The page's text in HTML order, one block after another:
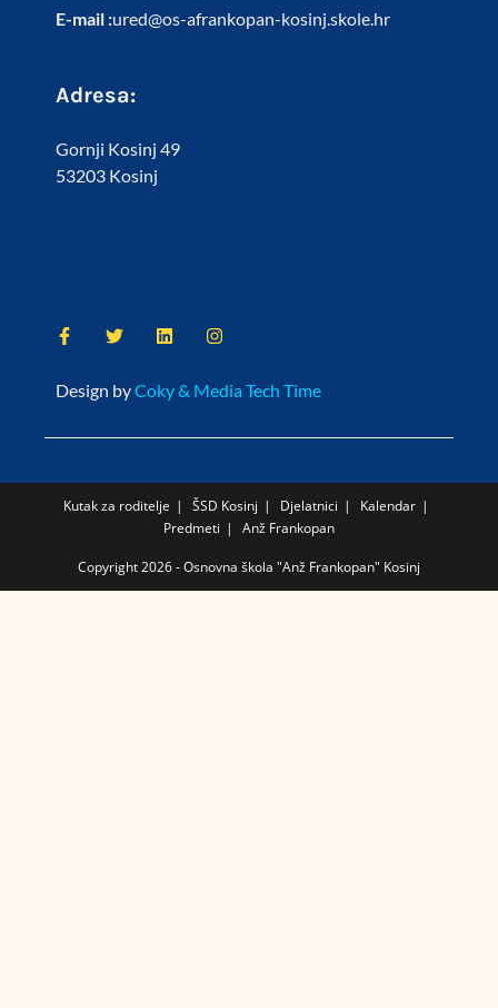
E-mail :ured@os-afrankopan-kosinj.skole.hr
Adresa:
Gornji Kosinj 49
53203 Kosinj
Design byCoky & Media Tech Time
Kutak za roditelje ŠSD Kosinj Djelatnici
Kalendar
Predmeti
Anž Frankopan
Copyright 2026 - Osnovna škola "Anž Frankopan" Kosinj